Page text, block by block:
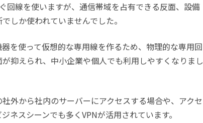
回線を使いますが、通信帯域を占有できる反面、設備
しか使われていませんでした。
を使って仮想的な専用線を作るため、物理的な専用回
抑えられ、中小企業や個人でも利用しやすくなりまし
外から社内のサーバーにアクセスする場合や、アクセ
ネスシーンでも多くVPNが活用されています。